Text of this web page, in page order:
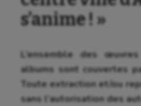
s’anime ! »
L’ensemble des
albums sont couvertes
Toute extraction et/ou
sans l’autorisation des